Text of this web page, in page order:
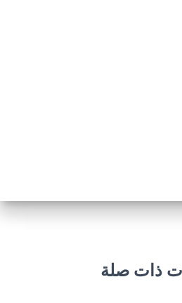
ذات صلة